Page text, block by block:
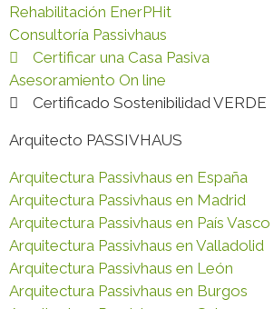
Rehabilitación EnerPHit
Consultoría Passivhaus
Certificar una Casa Pasiva
Asesoramiento On line
Certificado Sostenibilidad VERDE
Arquitecto PASSIVHAUS
Arquitectura Passivhaus en España
Arquitectura Passivhaus en Madrid
Arquitectura Passivhaus en País Vasco
Arquitectura Passivhaus en Valladolid
Arquitectura Passivhaus en León
Arquitectura Passivhaus en Burgos